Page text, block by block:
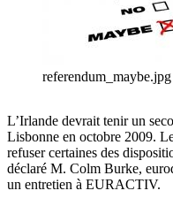
referendum_maybe.jpg
L’Irlande devrait tenir un
Lisbonne en octobre 2009.
refuser certaines des
déclaré M. Colm Burke,
un entretien à EURACTIV.